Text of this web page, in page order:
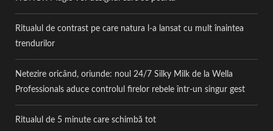
Ritualul de contrast pe care natura l-a lansat cu mult înaintea
trendurilor
Netezire oricând, oriunde: noul 24/7 Silky Milk de la Wella
Professionals aduce controlul firelor rebele într-un singur gest
Ritualul de 5 minute care schimbă tot